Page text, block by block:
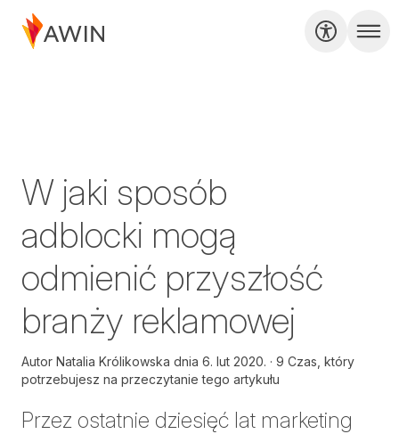
W jaki sposób
adblocki mogą
odmienić przyszłość
branży reklamowej
Autor Natalia Królikowska dnia 6. lut 2020.
9 Czas, który
potrzebujesz na przeczytanie tego artykułu
Przez ostatnie dziesięć lat marketing